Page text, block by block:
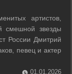
артистов,
смешной звезды
России Дмитрий
певец и актер
певец и
другие звезды,
01.01.2026